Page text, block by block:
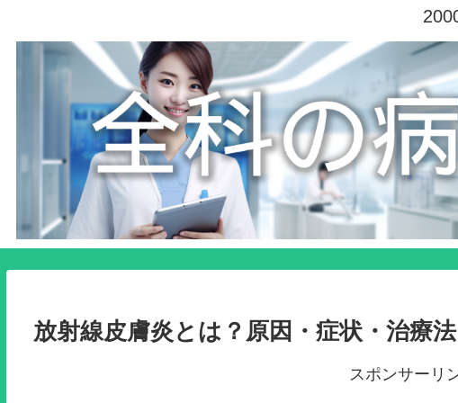
放射線皮膚炎とは？原因・症状・治療
スポンサーリ